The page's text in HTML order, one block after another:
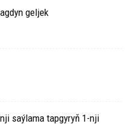
geljek
saýlama tapgyryň 1-nji